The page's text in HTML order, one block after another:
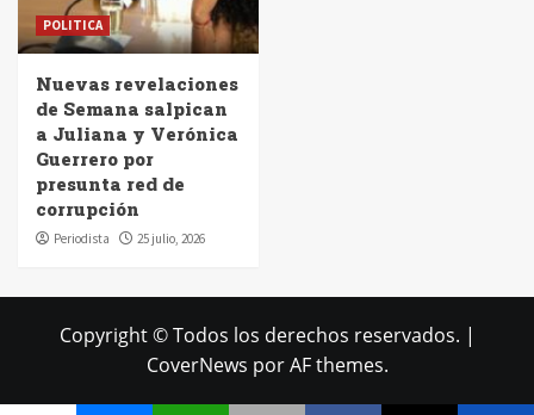
POLITICA
Nuevas revelaciones
de Semana salpican
a Juliana y Verónica
Guerrero por
presunta red de
corrupción
Periodista 25 julio, 2026
Copyright © Todos los derechos reservados. |
CoverNews por AF themes.